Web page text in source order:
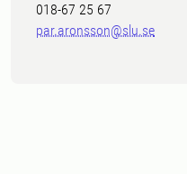
018-67 25 67
par.aronsson@slu.se